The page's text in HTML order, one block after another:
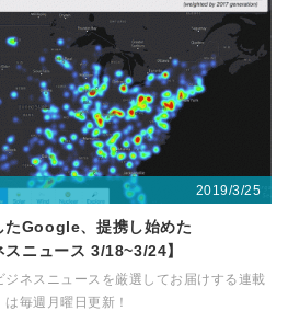
2019/3/25
たGoogle、提携し始めた
ニュース 3/18~3/24】
ネスニュースを厳選してお届けする連載
毎週月曜日更新！